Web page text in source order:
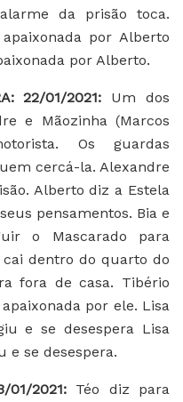
da prisão toca.
por Alberto
por Alberto.
22/01/2021: Um dos
e Mãozinha (Marcos
Os guardas
cercá-la. Alexandre
Alberto diz a Estela
pensamentos. Bia e
o Mascarado para
dentro do quarto do
fora de casa. Tibério
por ele. Lisa
e se desespera Lisa
e se desespera.
01/2021: Téo diz para